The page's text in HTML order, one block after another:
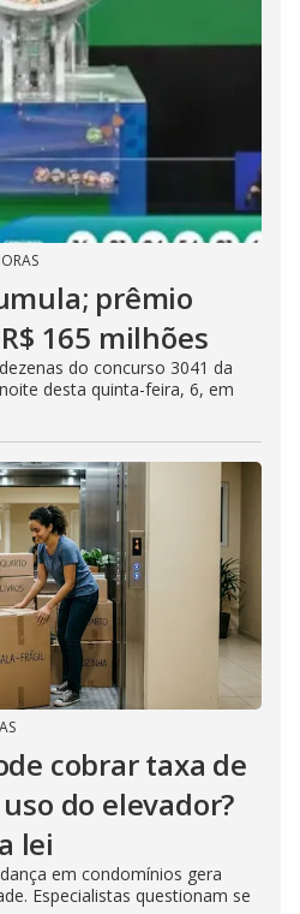
prêmio
165 milhões
do concurso 3041 da
desta quinta-feira, 6, em
cobrar taxa de
do elevador?
lei
em condomínios gera
Especialistas questionam se